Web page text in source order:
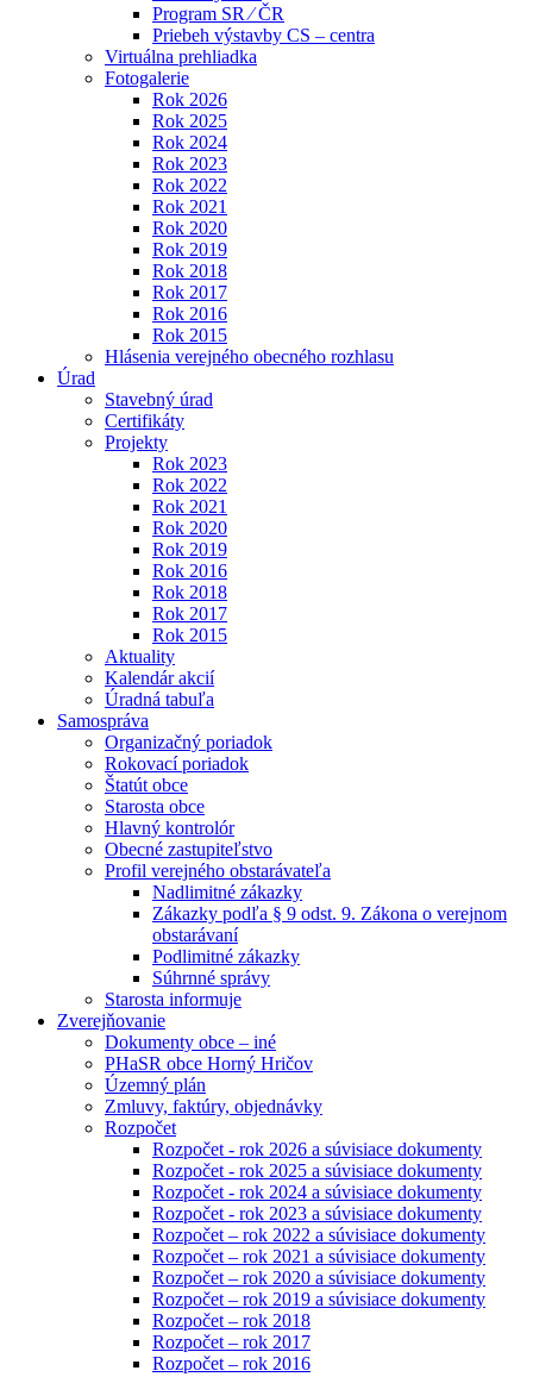
Program SR ⁄ ČR
Priebeh výstavby CS – centra
Virtuálna prehliadka
Fotogalerie
Rok 2026
Rok 2025
Rok 2024
Rok 2023
Rok 2022
Rok 2021
Rok 2020
Rok 2019
Rok 2018
Rok 2017
Rok 2016
Rok 2015
Hlásenia verejného obecného rozhlasu
Úrad
Stavebný úrad
Certifikáty
Projekty
Rok 2023
Rok 2022
Rok 2021
Rok 2020
Rok 2019
Rok 2016
Rok 2018
Rok 2017
Rok 2015
Aktuality
Kalendár akcií
Úradná tabuľa
Samospráva
Organizačný poriadok
Rokovací poriadok
Štatút obce
Starosta obce
Hlavný kontrolór
Obecné zastupiteľstvo
Profil verejného obstarávateľa
Nadlimitné zákazky
Zákazky podľa § 9 odst. 9. Zákona o verejnom
obstarávaní
Podlimitné zákazky
Súhrnné správy
Starosta informuje
Zverejňovanie
Dokumenty obce – iné
PHaSR obce Horný Hričov
Územný plán
Zmluvy, faktúry, objednávky
Rozpočet
Rozpočet - rok 2026 a súvisiace dokumenty
Rozpočet - rok 2025 a súvisiace dokumenty
Rozpočet - rok 2024 a súvisiace dokumenty
Rozpočet - rok 2023 a súvisiace dokumenty
Rozpočet – rok 2022 a súvisiace dokumenty
Rozpočet – rok 2021 a súvisiace dokumenty
Rozpočet – rok 2020 a súvisiace dokumenty
Rozpočet – rok 2019 a súvisiace dokumenty
Rozpočet – rok 2018
Rozpočet – rok 2017
Rozpočet – rok 2016